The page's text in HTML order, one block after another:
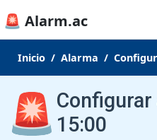
🚨 Alarm.ac
Inicio Alarma
🚨 15:00